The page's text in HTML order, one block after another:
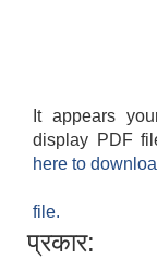
It appears
display PDF
here to
file.
प्रकार: